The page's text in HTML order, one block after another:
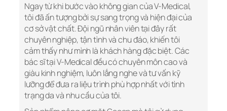
Ngay từ khi bước vào không gian của V-Medical,
tôi đã ấn tượng bởi sự sang trọng và hiện đại của
cơ sở vật chất. Đội ngũ nhân viên tại đây rất
chuyên nghiệp, tận tình và chu đáo, khiến tôi
cảm thấy như mình là khách hàng đặc biệt. Các
bác sĩ tại V-Medical đều có chuyên môn cao và
giàu kinh nghiệm, luôn lắng nghe và tư vấn kỹ
lưỡng để đưa ra liệu trình phù hợp nhất với tình
trạng da và nhu cầu của tôi.